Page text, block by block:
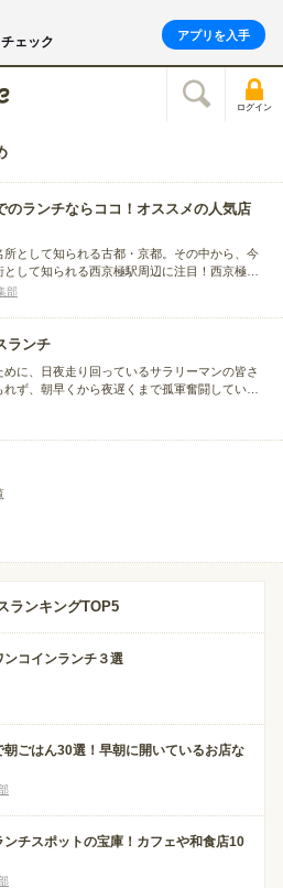
ェック
アプリを入手
ログイン
のランチならココ！オススメの人気店
所として知られる古都・京都。その中から、今
して知られる西京極駅周辺に注目！西京極駅
しめるお店をまとめました。和食とその他に
部
ランチ
めに、日夜走り回っているサラリーマンの皆さ
ず、朝早くから夜遅くまで孤軍奮闘していま
い毎日の中で、ホッと一息つけるランチタイ
や牛丼で済ましている方々。ほんの１時間、
自分へのご褒美に美味しいランチ食べてみませ
ランキングTOP5
コインランチ３選
ごはん30選！早朝に開いているお店な
チスポットの宝庫！カフェや和食店10